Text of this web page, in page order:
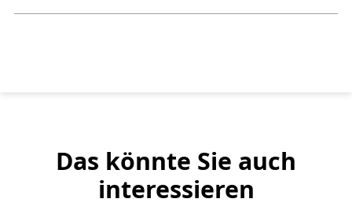
Das könnte Sie auch
interessieren